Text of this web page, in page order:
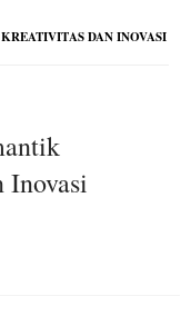
DAN INOVASI
Inovasi